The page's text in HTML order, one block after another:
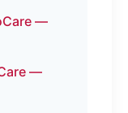
—
—